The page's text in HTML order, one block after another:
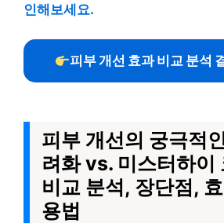
인해보세요.
피부 개선 효과 비교 분석
피부 개선의 궁극적
려화 vs. 미스터하이
비교 분석, 장단점,
용법